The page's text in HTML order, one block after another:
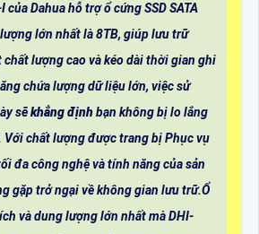
của Dahua hỗ trợ ổ cứng SSD SATA
lớn nhất là 8TB, giúp lưu trữ
chất lượng cao và kéo dài thời gian ghi
chứa lượng dữ liệu lớn, việc sử
sẽkhẳng định bạn không bị lo lắng
Với chất lượng được trang bị Phục vụ
đa công nghệ và tính năng của sản
gặp trở ngại về không gian lưu trữ.Ổ
và dung lượng lớn nhất mà DHI-